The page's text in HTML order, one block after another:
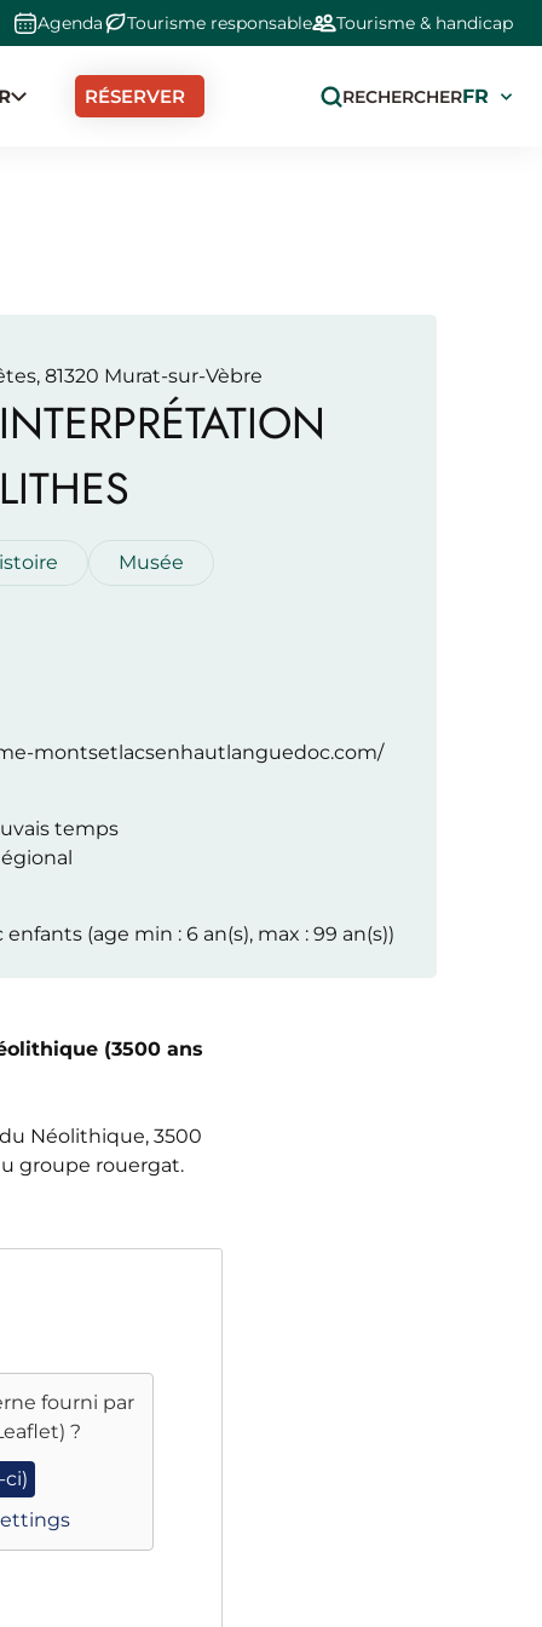
Agenda Tourisme responsable Tourisme & handicap
RÉSERVER RECHERCHERSelect
81320 Murat-sur-Vèbre
Musée
montsetlacsenhautlanguedoc.com/
temps
(age min : 6 an(s), max : 99 an(s))
(3500 ans
Néolithique, 3500
groupe rouergat.
fourni par
?
ci)